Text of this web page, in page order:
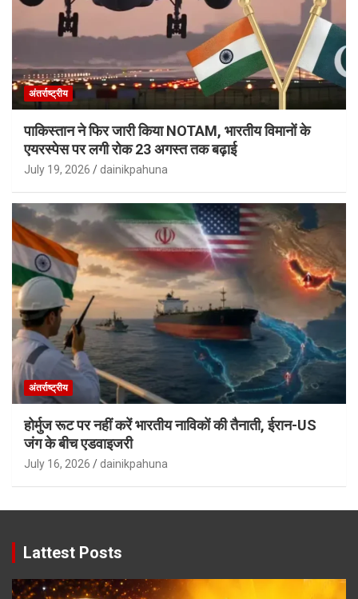
अंतर्राष्ट्रीय
पाकिस्तान ने फिर जारी किया NOTAM, भारतीय विमानों के
एयरस्पेस पर लगी रोक 23 अगस्त तक बढ़ाई
July 19, 2026 dainikpahuna
अंतर्राष्ट्रीय
होर्मुज रूट पर नहीं करें भारतीय नाविकों की तैनाती, ईरान-US
जंग के बीच एडवाइजरी
July 16, 2026 dainikpahuna
Lattest Posts